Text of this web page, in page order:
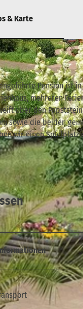
CC-BY-SA
& Karte
Pension ist
mehreren
über den
sowie die beiden
wir einen Spielplatz